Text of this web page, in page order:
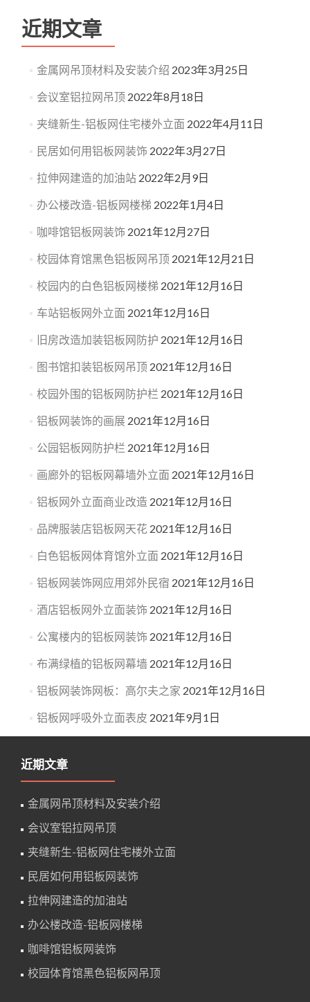
近期文章
金属网吊顶材料及安装介绍 2023年3月25日
会议室铝拉网吊顶 2022年8月18日
夹缝新生-铝板网住宅楼外立面 2022年4月11日
民居如何用铝板网装饰 2022年3月27日
拉伸网建造的加油站 2022年2月9日
办公楼改造-铝板网楼梯 2022年1月4日
咖啡馆铝板网装饰 2021年12月27日
校园体育馆黑色铝板网吊顶 2021年12月21日
校园内的白色铝板网楼梯 2021年12月16日
车站铝板网外立面 2021年12月16日
旧房改造加装铝板网防护 2021年12月16日
图书馆扣装铝板网吊顶 2021年12月16日
校园外围的铝板网防护栏 2021年12月16日
铝板网装饰的画展 2021年12月16日
公园铝板网防护栏 2021年12月16日
画廊外的铝板网幕墙外立面 2021年12月16日
铝板网外立面商业改造 2021年12月16日
品牌服装店铝板网天花 2021年12月16日
白色铝板网体育馆外立面 2021年12月16日
铝板网装饰网应用郊外民宿 2021年12月16日
酒店铝板网外立面装饰 2021年12月16日
公寓楼内的铝板网装饰 2021年12月16日
布满绿植的铝板网幕墙 2021年12月16日
铝板网装饰网板：高尔夫之家 2021年12月16日
铝板网呼吸外立面表皮 2021年9月1日
近期文章
金属网吊顶材料及安装介绍
会议室铝拉网吊顶
夹缝新生-铝板网住宅楼外立面
民居如何用铝板网装饰
拉伸网建造的加油站
办公楼改造-铝板网楼梯
咖啡馆铝板网装饰
校园体育馆黑色铝板网吊顶